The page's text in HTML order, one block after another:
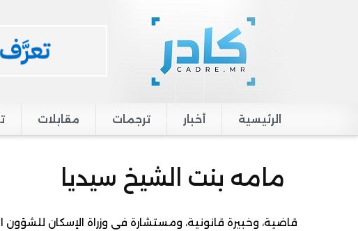
Main navigation
الرئيسية أخبار ترجمات مقابلات
مامه بنت الشيخ سيديا